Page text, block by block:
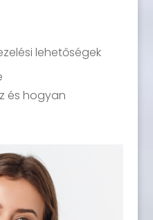
lehetőségek
és hogyan